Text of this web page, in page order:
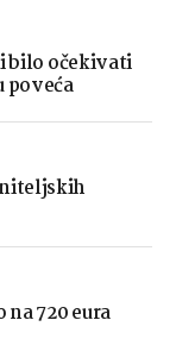
bilo očekivati
poveća
720 eura